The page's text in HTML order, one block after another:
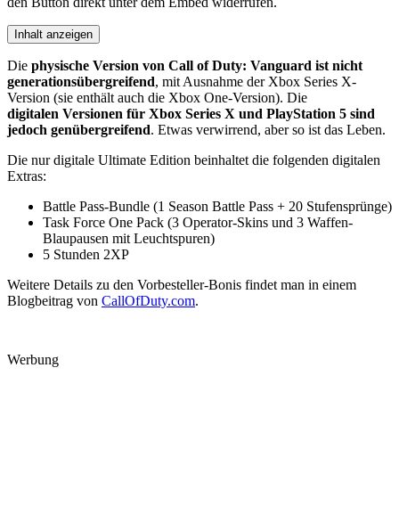
Inhalt anzeigen
Die physische Version von Call of Duty: Vanguard ist nicht
generationsübergreifend, mit Ausnahme der Xbox Series X-
Version (sie enthält auch die Xbox One-Version). Die
digitalen Versionen für Xbox Series X und PlayStation 5 sind
jedoch genübergreifend. Etwas verwirrend, aber so ist das Leben.
Die nur digitale Ultimate Edition beinhaltet die folgenden digitalen
Extras:
Battle Pass-Bundle (1 Season Battle Pass + 20 Stufensprünge)
Task Force One Pack (3 Operator-Skins und 3 Waffen-
Blaupausen mit Leuchtspuren)
5 Stunden 2XP
Weitere Details zu den Vorbesteller-Bonis findet man in einem
Blogbeitrag von CallOfDuty.com.
Werbung